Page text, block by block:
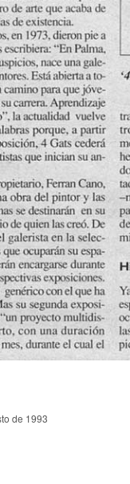
de 1993